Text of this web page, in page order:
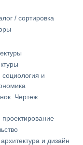
/ сортировка
социология и
Чертеж.
проектирование
и дизайн